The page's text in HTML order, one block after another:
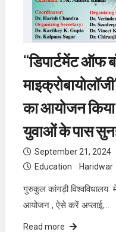
“डिपार्टमेंट ऑफ
का आयोजन किया
युवाओं के पास
September 21, 2024
Education
Haridwar
गुरुकुल कांगड़ी विश्वविधालय
आयोजन , ऐसे करें अप्लाई,…
Read more